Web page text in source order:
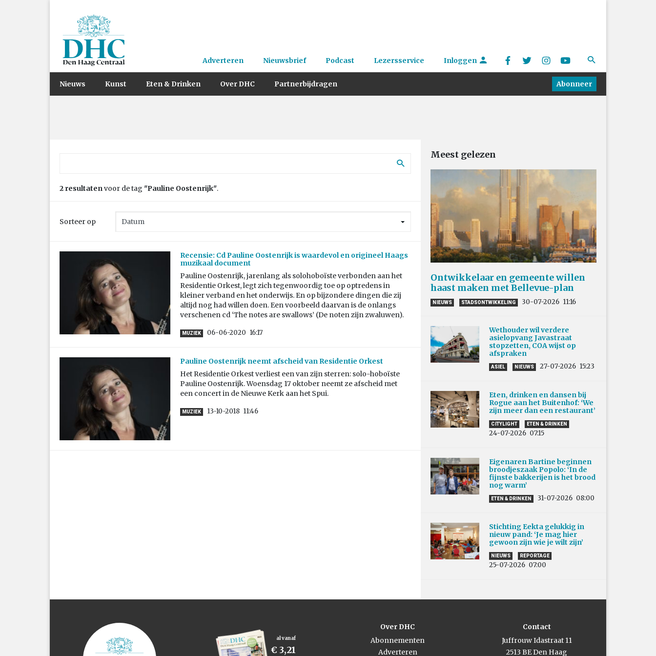
Adverteren Nieuwsbrief Podcast Lezersservice Inloggen
Nieuws Kunst Eten & Drinken Over DHC Partnerbijdragen Abonneer
2 resultatenvoor de tag "Pauline Oostenrijk".
Sorteer op
Recensie: Cd Pauline Oostenrijk is waardevol en origineel Haags
muzikaal document
Pauline Oostenrijk, jarenlang als solohoboïste verbonden aan het
Residentie Orkest, legt zich tegenwoordig toe op optredens in
kleiner verband en het onderwijs. En op bijzondere dingen die zij
altijd nog had willen doen. Een voorbeeld daarvan is de onlangs
verschenen cd ‘The notes are swallows’ (De noten zijn zwaluwen).
MUZIEK 06-06-2020 16:17
Pauline Oostenrijk neemt afscheid van Residentie Orkest
Het Residentie Orkest verliest een van zijn sterren: solo-hoboïste
Pauline Oostenrijk. Woensdag 17 oktober neemt ze afscheid met
een concert in de Nieuwe Kerk aan het Spui.
MUZIEK 13-10-2018 11:46
Meest gelezen
Ontwikkelaar en gemeente willen
haast maken met Bellevue-plan
NIEUWS STADSONTWIKKELING 30-07-2026 11:16
Wethouder wil verdere
asielopvang Javastraat
stopzetten, COA wijst op
afspraken
ASIEL NIEUWS 27-07-2026 15:23
Eten, drinken en dansen bij
Rogue aan het Buitenhof: ‘We
zijn meer dan een restaurant’
CITYLIGHT ETEN & DRINKEN
24-07-2026 07:15
Eigenaren Bartine beginnen
broodjeszaak Popolo: ‘In de
fijnste bakkerijen is het brood
nog warm’
ETEN & DRINKEN 31-07-2026 08:00
Stichting Eekta gelukkig in
nieuw pand: ‘Je mag hier
gewoon zijn wie je wilt zijn’
NIEUWS REPORTAGE
25-07-2026 07:00
al vanaf
€ 3,21
Over DHC
Abonnementen
Adverteren
Contact
Juffrouw Idastraat 11
2513 BE Den Haag